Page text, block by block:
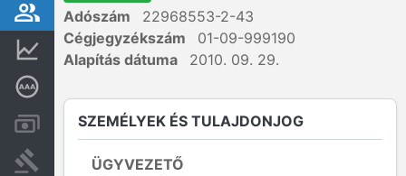
Személyek és tulajdonjog
Pénzügyi információk
Számlák és zárolások
Bírósági eljárások
Adószám
22968553-2-43
Cégjegyzékszám
01-09-999190
Alapítás dátuma
2010. 09. 29.
SZEMÉLYEK ÉS TULAJDONJOG
ÜGYVEZETŐ